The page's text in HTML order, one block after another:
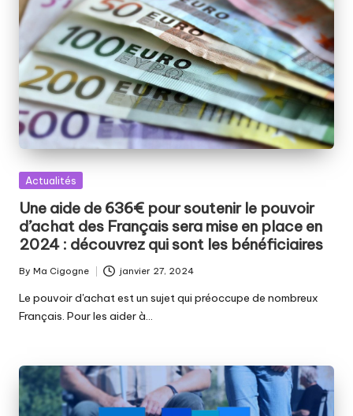
Posted
Actualités
Une aide de 636€ pour soutenir le pouvoir
d’achat des Français sera mise en place en
2024 : découvrez qui sont les bénéficiaires
Posted
by
By Ma Cigogne janvier 27, 2024
Le pouvoir d'achat est un sujet qui préoccupe de nombreux
Français. Pour les aider à…